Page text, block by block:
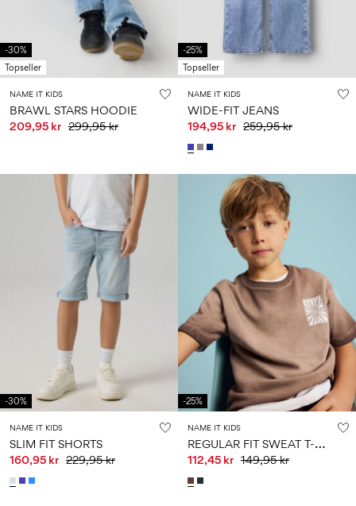
-30%
Topseller
NAME IT KIDS
BRAWL STARS HOODIE
209,95 kr 299,95 kr
-25%
Topseller
NAME IT KIDS
WIDE-FIT JEANS
194,95 kr 259,95 kr
-30%
NAME IT KIDS
SLIM FIT SHORTS
160,95 kr 229,95 kr
-25%
NAME IT KIDS
R
EGULAR FIT SWEAT T-SHIRT
112,45 kr 149,95 kr